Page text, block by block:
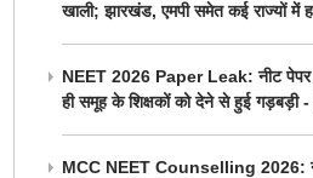
खाली; झारखंड, एमपी समेत कई राज्यों में
NEET 2026 Paper Leak: नीट पेपर
ही समूह के शिक्षकों को देने से हुई गड़बड़ी
MCC NEET Counselling 2026: